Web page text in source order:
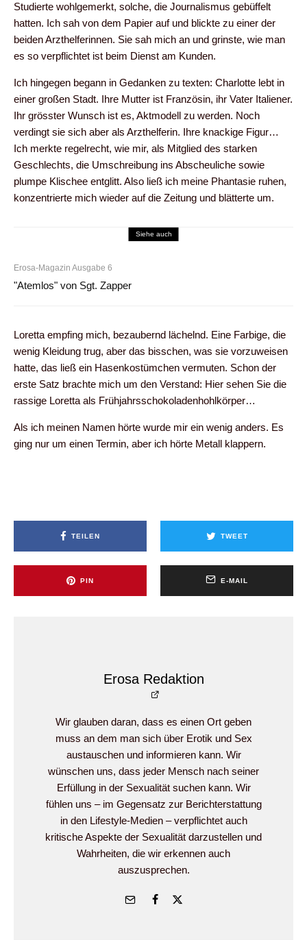
Studierte wohlgemerkt, solche, die Journalismus gebüffelt
hatten. Ich sah von dem Papier auf und blickte zu einer der
beiden Arzthelferinnen. Sie sah mich an und grinste, wie man
es so verpflichtet ist beim Dienst am Kunden.
Ich hingegen begann in Gedanken zu texten: Charlotte lebt in
einer großen Stadt. Ihre Mutter ist Französin, ihr Vater Italiener.
Ihr grösster Wunsch ist es, Aktmodell zu werden. Noch
verdingt sie sich aber als Arzthelferin. Ihre knackige Figur…
Ich merkte regelrecht, wie mir, als Mitglied des starken
Geschlechts, die Umschreibung ins Abscheuliche sowie
plumpe Klischee entglitt. Also ließ ich meine Phantasie ruhen,
konzentrierte mich wieder auf die Zeitung und blätterte um.
Siehe auch
Erosa-Magazin Ausgabe 6
"Atemlos" von Sgt. Zapper
Loretta empfing mich, bezaubernd lächelnd. Eine Farbige, die
wenig Kleidung trug, aber das bisschen, was sie vorzuweisen
hatte, das ließ ein Hasenkostümchen vermuten. Schon der
erste Satz brachte mich um den Verstand: Hier sehen Sie die
rassige Loretta als Frühjahrsschokoladenhohlkörper…
Als ich meinen Namen hörte wurde mir ein wenig anders. Es
ging nur um einen Termin, aber ich hörte Metall klappern.
TEILEN TWEET
PIN E-MAIL
Erosa Redaktion
Wir glauben daran, dass es einen Ort geben
muss an dem man sich über Erotik und Sex
austauschen und informieren kann. Wir
wünschen uns, dass jeder Mensch nach seiner
Erfüllung in der Sexualität suchen kann. Wir
fühlen uns – im Gegensatz zur Berichterstattung
in den Lifestyle-Medien – verpflichtet auch
kritische Aspekte der Sexualität darzustellen und
Wahrheiten, die wir erkennen auch
auszusprechen.